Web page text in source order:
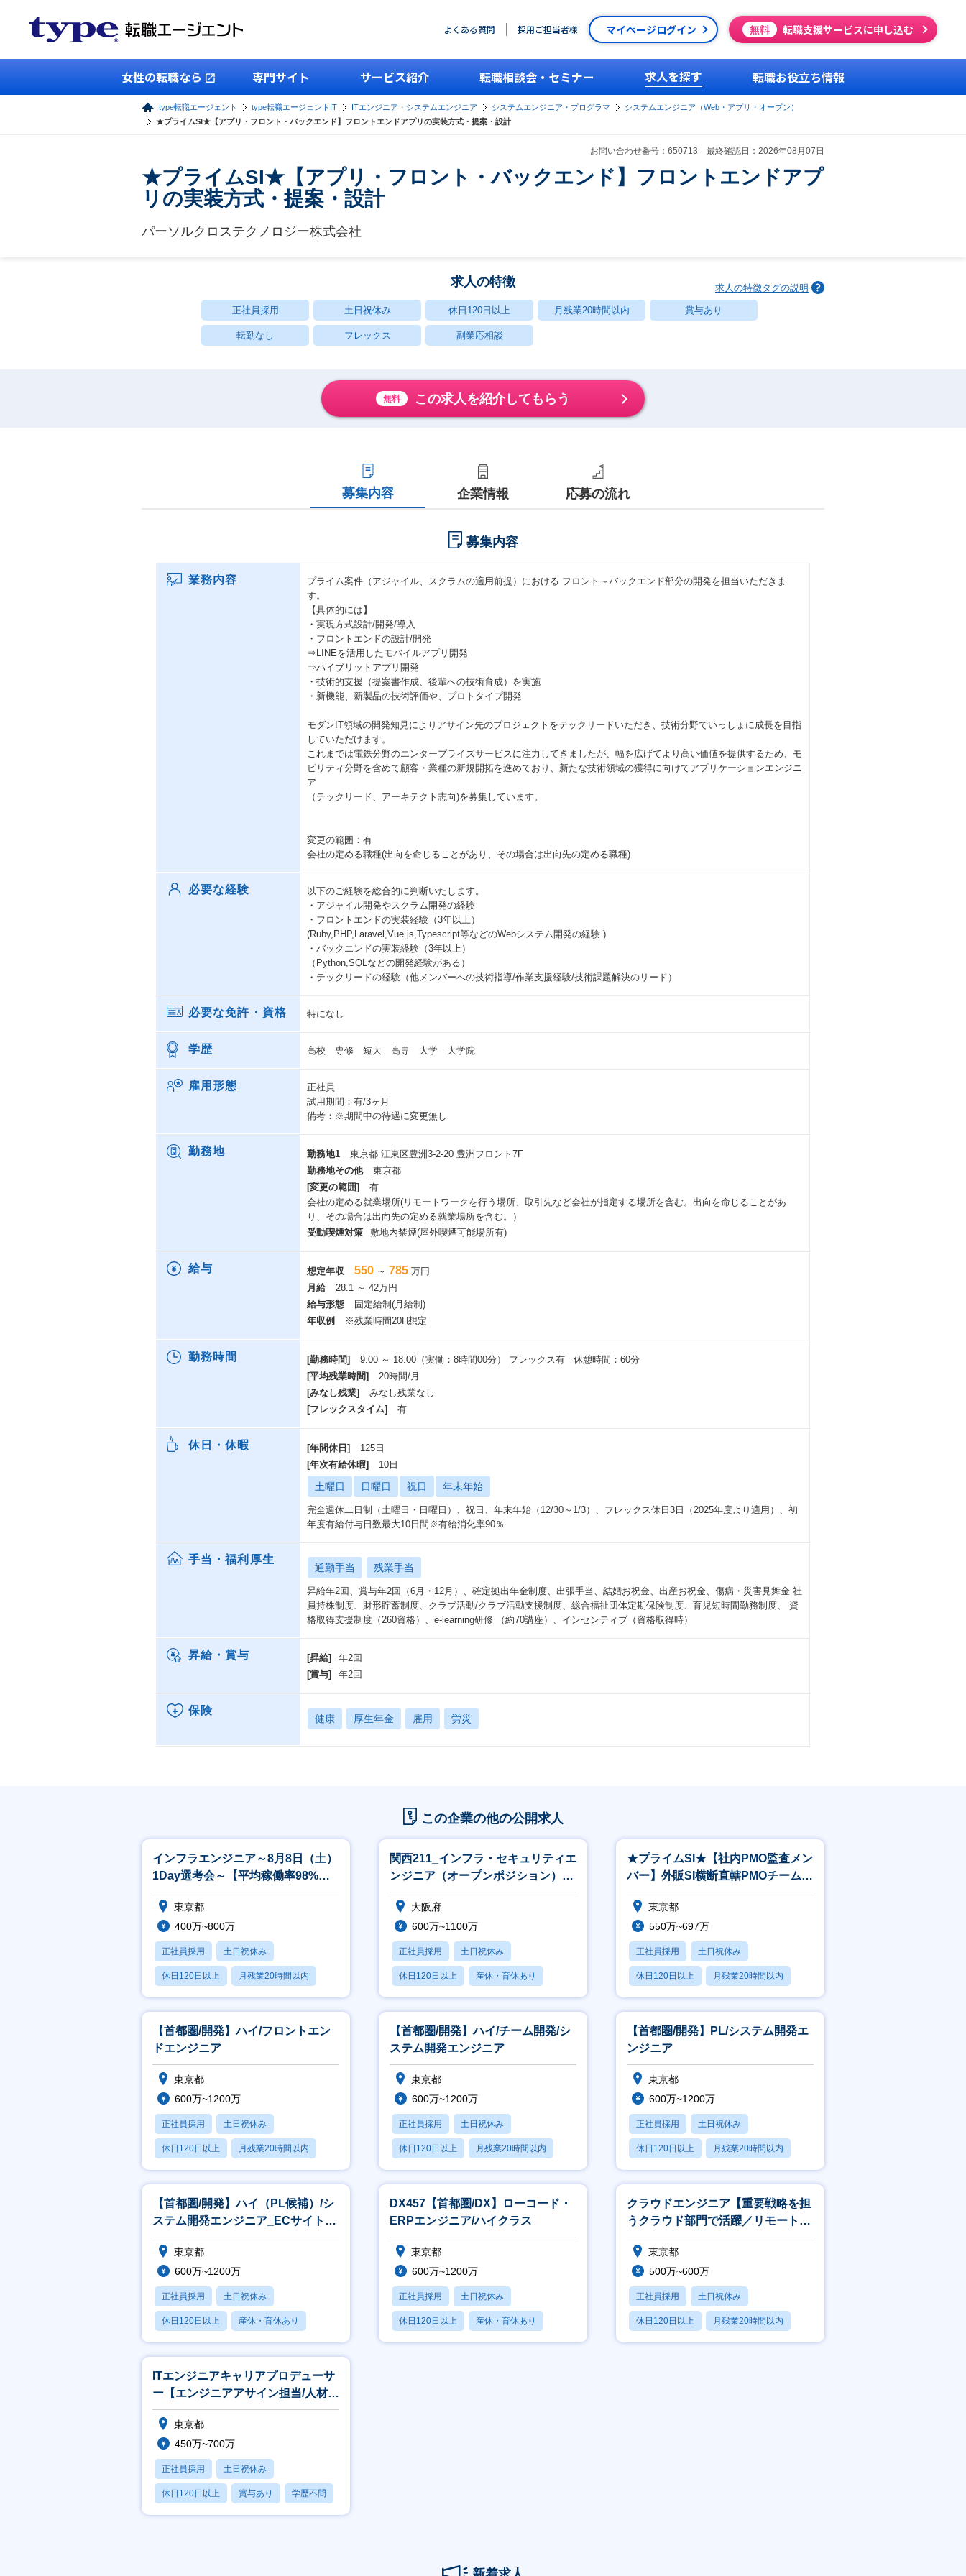
よくある質問 採用ご担当者様 マイページログイン 無料 転職支援サービスに申し込む
女性の転職なら 専門サイト サービス紹介 転職相談会・セミナー 求人を探す 転職お役立ち情報
type転職エージェント type転職エージェントIT ITエンジニア・システムエンジニア システムエンジニア・プログラマ
システムエンジニア（Web・アプリ・オープン）
★プライムSI★【アプリ・フロント・バックエンド】フロントエンドアプリの実装方式・提案・設計
お問い合わせ番号：650713 最終確認日：2026年08月07日
★プライムSI★【アプリ・フロント・バックエンド】フロントエンドアプ
リの実装方式・提案・設計
パーソルクロステクノロジー株式会社
求人の特徴 求人の特徴タグの説明
正社員採用 土日祝休み 休日120日以上 月残業20時間以内 賞与あり
転勤なし フレックス 副業応相談
無料 この求人を紹介してもらう
募集内容 企業情報 応募の流れ
募集内容
業務内容
プライム案件（アジャイル、スクラムの適用前提）における フロント～バックエンド部分の開発を担当いただきま
す。
【具体的には】
・実現方式設計/開発/導入
・フロントエンドの設計/開発
⇒LINEを活用したモバイルアプリ開発
⇒ハイブリットアプリ開発
・技術的支援（提案書作成、後輩への技術育成）を実施
・新機能、新製品の技術評価や、プロトタイプ開発
モダンIT領域の開発知見によりアサイン先のプロジェクトをテックリードいただき、技術分野でいっしょに成長を目指
していただけます。
これまでは電鉄分野のエンタープライズサービスに注力してきましたが、幅を広げてより高い価値を提供するため、モ
ビリティ分野を含めて顧客・業種の新規開拓を進めており、新たな技術領域の獲得に向けてアプリケーションエンジニ
ア
（テックリード、アーキテクト志向)を募集しています。
変更の範囲：有
会社の定める職種(出向を命じることがあり、その場合は出向先の定める職種)
必要な経験
以下のご経験を総合的に判断いたします。
・アジャイル開発やスクラム開発の経験
・フロントエンドの実装経験（3年以上）
(Ruby,PHP,Laravel,Vue.js,Typescript等などのWebシステム開発の経験 )
・バックエンドの実装経験（3年以上）
（Python,SQLなどの開発経験がある）
・テックリードの経験（他メンバーへの技術指導/作業支援経験/技術課題解決のリード）
必要な免許・資格 特になし
学歴 高校 専修 短大 高専 大学 大学院
雇用形態
正社員
試用期間：有/3ヶ月
備考：※期間中の待遇に変更無し
勤務地 勤務地1
東京都 江東区豊洲3-2-20 豊洲フロント7F
勤務地その他
東京都
[変更の範囲]
有
会社の定める就業場所(リモートワークを行う場所、取引先など会社が指定する場所を含む。出向を命じることがあ
り、その場合は出向先の定める就業場所を含む。）
受動喫煙対策
敷地内禁煙(屋外喫煙可能場所有)
給与 想定年収 550 ～ 785 万円
月給
28.1 ～ 42万円
給与形態
固定給制(月給制)
年収例
※残業時間20H想定
勤務時間 [勤務時間]
9:00 ～ 18:00（実働：8時間00分） フレックス有 休憩時間：60分
[平均残業時間]
20時間/月
[みなし残業]
みなし残業なし
[フレックスタイム]
有
休日・休暇 [年間休日]
125日
[年次有給休暇]
10日
土曜日 日曜日 祝日 年末年始
完全週休二日制（土曜日・日曜日）、祝日、年末年始（12/30～1/3）、フレックス休日3日（2025年度より適用）、初
年度有給付与日数最大10日間※有給消化率90％
手当・福利厚生
通勤手当 残業手当
昇給年2回、賞与年2回（6月・12月）、確定拠出年金制度、出張手当、結婚お祝金、出産お祝金、傷病・災害見舞金 社
員持株制度、財形貯蓄制度、クラブ活動/クラブ活動支援制度、総合福祉団体定期保険制度、育児短時間勤務制度、 資
格取得支援制度（260資格）、e-learning研修 （約70講座）、インセンティブ（資格取得時）
昇給・賞与 [昇給]
年2回
[賞与]
年2回
保険
健康 厚生年金 雇用 労災
この企業の他の公開求人
インフラエンジニア～8月8日（土）
1Day選考会～【平均稼働率98%／
年間案件数2万件以上】
東京都
400万~800万
正社員採用 土日祝休み
休日120日以上 月残業20時間以内
賞与あり
関西211_インフラ・セキュリティエ
ンジニア（オープンポジション）
※関西立上げ（リーダークラス以上
大阪府
600万~1100万
正社員採用 土日祝休み
休日120日以上 産休・育休あり
月残業20時間以内
★プライムSI★【社内PMO監査メン
バー】外販SI横断直轄PMOチーム／
監査
東京都
550万~697万
正社員採用 土日祝休み
休日120日以上 月残業20時間以内
賞与あり
【首都圏/開発】ハイ/フロントエン
ドエンジニア
東京都
600万~1200万
正社員採用 土日祝休み
休日120日以上 月残業20時間以内
賞与あり
【首都圏/開発】ハイ/チーム開発/シ
ステム開発エンジニア
東京都
600万~1200万
正社員採用 土日祝休み
休日120日以上 月残業20時間以内
賞与あり
【首都圏/開発】PL/システム開発エ
ンジニア
東京都
600万~1200万
正社員採用 土日祝休み
休日120日以上 月残業20時間以内
賞与あり
【首都圏/開発】ハイ（PL候補）/シ
ステム開発エンジニア_ECサイト開
発
東京都
600万~1200万
正社員採用 土日祝休み
休日120日以上 産休・育休あり
月残業20時間以内
DX457【首都圏/DX】ローコード・
ERPエンジニア/ハイクラス
東京都
600万~1200万
正社員採用 土日祝休み
休日120日以上 産休・育休あり
月残業20時間以内
クラウドエンジニア【重要戦略を担
うクラウド部門で活躍／リモートワ
ーク相談可】
東京都
500万~600万
正社員採用 土日祝休み
休日120日以上 月残業20時間以内
賞与あり
ITエンジニアキャリアプロデューサ
ー【エンジニアアサイン担当/人材業
界最大手パーソルグループ】
東京都
450万~700万
正社員採用 土日祝休み
休日120日以上 賞与あり 学歴不問